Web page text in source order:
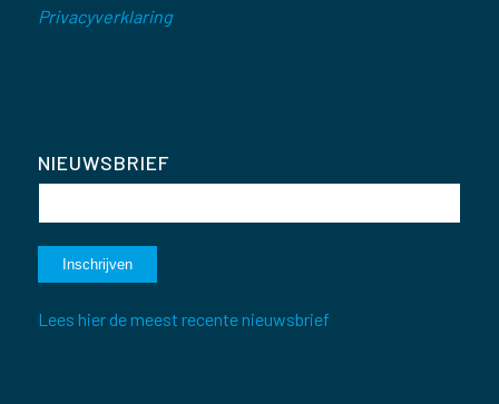
Privacyverklaring
NIEUWSBRIEF
Lees hier de meest recente nieuwsbrief